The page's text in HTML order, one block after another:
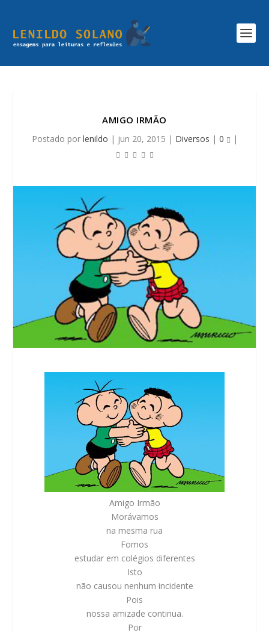
AMIGO IRMÃO
Postado por lenildo | jun 20, 2015 | Diversos | 0 |
Amigo Irmão
Morávamos
na mesma rua
Fomos
estudar em colégios diferentes
Isto
não causou nenhum incidente
Pois
nossa amizade continua.
Por